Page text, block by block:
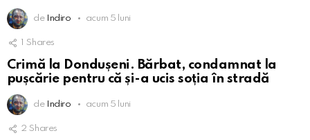
de Indiro acum 5 luni
1 Shares
Crimă la Dondușeni. Bărbat, condamnat la
pușcărie pentru că și-a ucis soția în stradă
de Indiro acum 5 luni
2 Shares